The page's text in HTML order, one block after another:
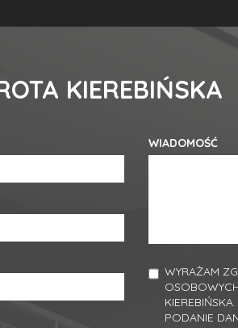
KIEREBIŃSKA
WIADOMOŚĆ
WYRAŻAM
PODANIE